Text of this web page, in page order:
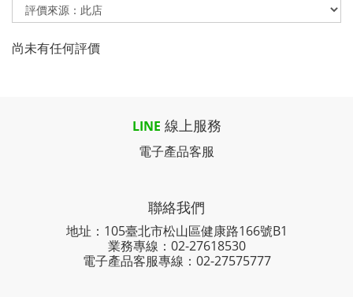
尚未有任何評價
LINE 線上服務
電子產品客服
聯絡我們
地址：105臺北市松山區健康路166號B1
業務專線： 02-27618530
電子產品客服專線：02-27575777